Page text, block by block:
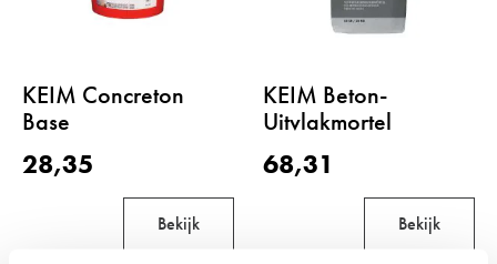
KEIM Concreton
Base
28,35
Bekijk
KEIM Beton-
Uitvlakmortel
68,31
Bekijk